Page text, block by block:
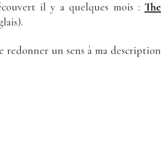
il y a quelques mois : The
redonner un sens à ma description